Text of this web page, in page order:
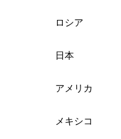
ロシア
日本
アメリカ
メキシコ